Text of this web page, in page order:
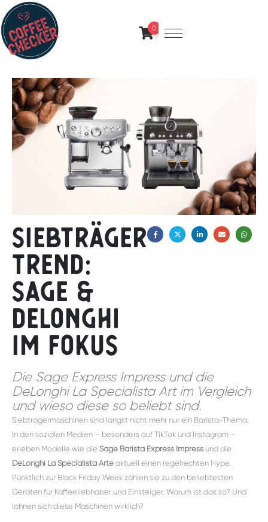
0
Siebträger-
Trend:
Sage &
DeLonghi
im Fokus
Die Sage Express Impress und die
DeLonghi La Specialista Art im Vergleich
und wieso diese so beliebt sind.
Siebträgermaschinen sind längst nicht mehr nur ein Barista-Thema.
In den sozialen Medien – besonders auf TikTok und Instagram –
erleben Modelle wie die Sage Barista Express Impress und die
DeLonghi La Specialista Arte aktuell einen regelrechten Hype.
Pünktlich zur Black Friday Week zählen sie zu den beliebtesten
Geräten für Kaffeeliebhaber und Einsteiger. Warum ist das so? Und
lohnen sich diese Maschinen wirklich?